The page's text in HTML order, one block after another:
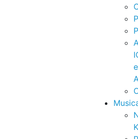
e